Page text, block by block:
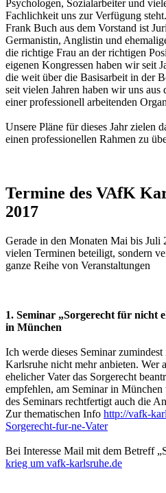
Psychologen, Sozialarbeiter und
Fachlichkeit uns zur Verfügung
Frank Buch aus dem Vorstand ist
Germanistin, Anglistin und
die richtige Frau an der richtigen
eigenen Kongressen haben wir seit
die weit über die Basisarbeit in der
seit vielen Jahren haben wir uns aus
einer professionell arbeitenden
Unsere Pläne für dieses Jahr zielen
einen professionellen Rahmen zu
Termine des VAfK
2017
Gerade in den Monaten Mai bis Juli
vielen Terminen beteiligt, sondern
ganze Reihe von Veranstaltungen
1. Seminar „Sorgerecht für nicht
in München
Ich werde dieses Seminar
Karlsruhe nicht mehr anbieten. Wer
ehelicher Vater das Sorgerecht
empfehlen, am Seminar in
des Seminars rechtfertigt auch die
Zur thematischen Info http://vafk-
Sorgerecht-fur-ne-Vater
Bei Interesse Mail mit dem Betreff
krieg um vafk-karlsruhe.de